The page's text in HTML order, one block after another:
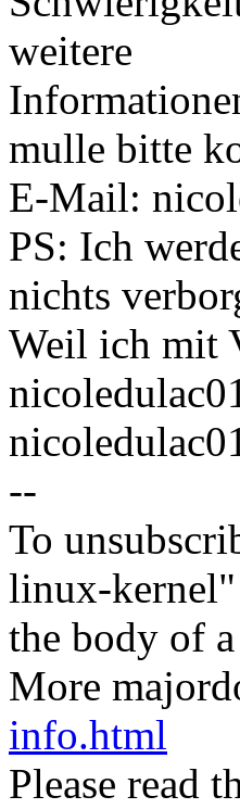
weitere
mulle bitte
E-Mail:
PS: Ich
nichts
Weil ich mit
--
To
linux-
the body of
More
info.html
Please read